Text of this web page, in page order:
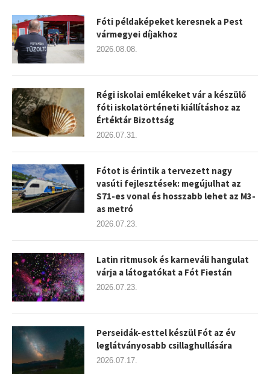
Fóti példaképeket keresnek a Pest
vármegyei díjakhoz
2026.08.08.
Régi iskolai emlékeket vár a készülő
fóti iskolatörténeti kiállításhoz az
Értéktár Bizottság
2026.07.31.
Fótot is érintik a tervezett nagy
vasúti fejlesztések: megújulhat az
S71-es vonal és hosszabb lehet az M3-
as metró
2026.07.23.
Latin ritmusok és karneváli hangulat
várja a látogatókat a Fót Fiestán
2026.07.23.
Perseidák-esttel készül Fót az év
leglátványosabb csillaghullására
2026.07.17.